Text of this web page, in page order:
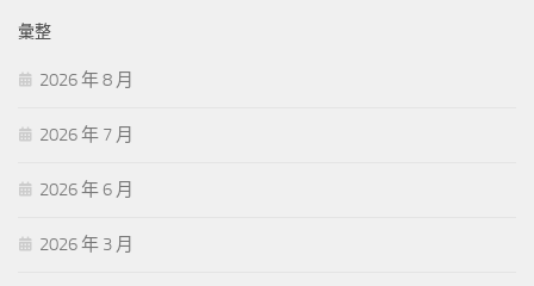
彙整
2026 年 8 月
2026 年 7 月
2026 年 6 月
2026 年 3 月